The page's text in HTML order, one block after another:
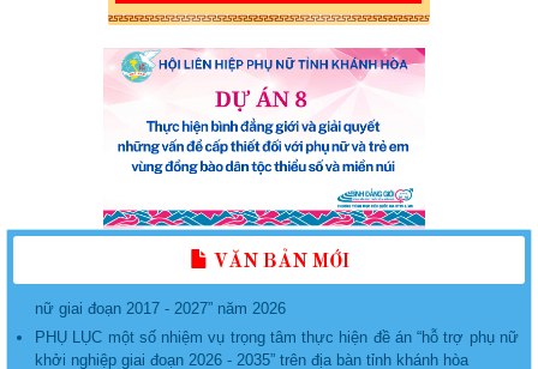
VĂN BẢN MỚI
KẾ HOẠCH Tổ chức các hoạt động phát triển, nâng cấp, duy trì và
vận hành Ứng dụng “Phụ nữ Việt Nam” năm 2026
Kế hoạch tổ chức Lễ phát động “Phụ nữ Khánh Hòa chung tay bảo
vệ môi trường, vì một Việt Nam xanh - sạch - đẹp”, năm 2026
Triển khai thực hiện Đề án “Tuyên truyền, giáo dục, vận động, hỗ trợ
phụ nữ tham gia giải quyết một số vấn đề xã hội liên quan đến phụ
PHỤ LỤC một số nhiệm vụ trọng tâm thực hiện đề án “hỗ trợ phụ nữ
khởi nghiệp giai đoạn 2026 - 2035” trên địa bàn tỉnh khánh hòa
Kế hoạch thực hiện Đề án “Hỗ trợ phụ nữ khởi nghiệp giai đoạn 2026